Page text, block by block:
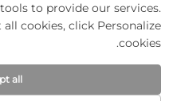
to provide our services.
cookies, click Personalize
cookies.
all